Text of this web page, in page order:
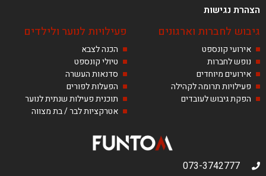
הצהרת נגישות
גיבוש לחברות וארגונים
אירועי קונספט
נופש לחברות
אירועים מיוחדים
פעילויות תרומה לקהילה
הפקת גיבוש לעובדים
פעילויות לנוער ולילדים
הכנה לצבא
טיולי קונספט
סדנאות העשרה
הפעלות לפורים
תוכנית פעילות שנתית לנוער
אטרקציות לבר / בת מצווה
073-3742777